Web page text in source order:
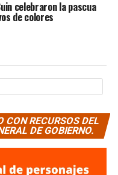
celebraron la pascua
de colores
CON RECURSOS DEL
DE GOBIERNO.